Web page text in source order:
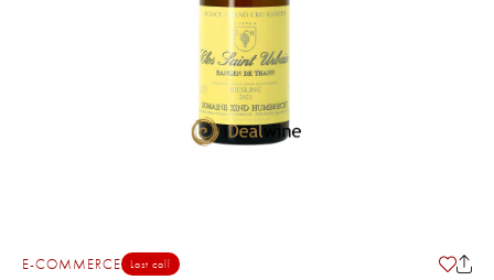
E-COMMERCE Last call